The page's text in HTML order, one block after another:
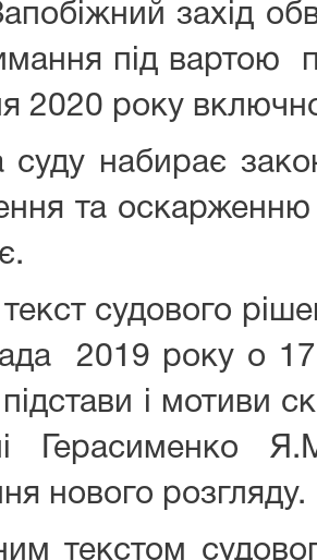
захід
під вартою
2020 року
набирає
та оскарженню
судового
2019 року о 17
і мотиви
Герасименко
нового розгляду.
текстом